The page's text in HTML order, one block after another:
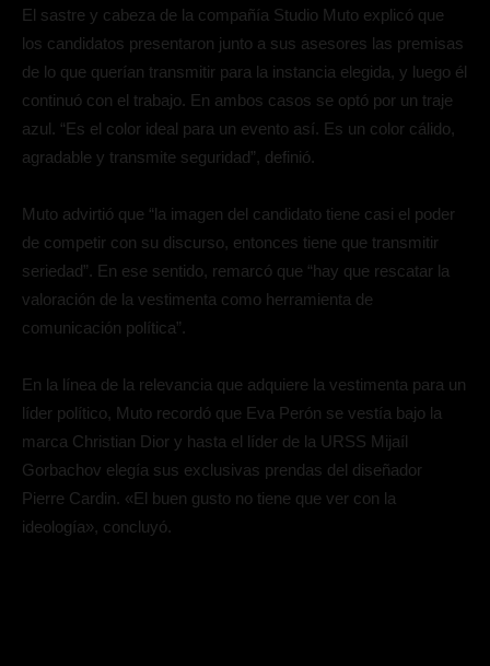
El sastre y cabeza de la compañía Studio Muto explicó que
los candidatos presentaron junto a sus asesores las premisas
de lo que querían transmitir para la instancia elegida, y luego él
continuó con el trabajo. En ambos casos se optó por un traje
azul. “Es el color ideal para un evento así. Es un color cálido,
agradable y transmite seguridad”, definió.
Muto advirtió que “la imagen del candidato tiene casi el poder
de competir con su discurso, entonces tiene que transmitir
seriedad”. En ese sentido, remarcó que “hay que rescatar la
valoración de la vestimenta como herramienta de
comunicación política”.
En la línea de la relevancia que adquiere la vestimenta para un
líder político, Muto recordó que Eva Perón se vestía bajo la
marca Christian Dior y hasta el líder de la URSS Mijaíl
Gorbachov elegía sus exclusivas prendas del diseñador
Pierre Cardin. «El buen gusto no tiene que ver con la
ideología», concluyó.